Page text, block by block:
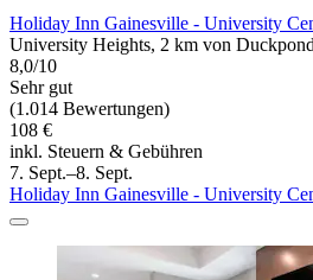
Holiday Inn Gainesville - University
University Heights, 2 km von
8,0/10
Sehr gut
(1.014 Bewertungen)
108 €
inkl. Steuern & Gebühren
7. Sept.–8. Sept.
Holiday Inn Gainesville - University